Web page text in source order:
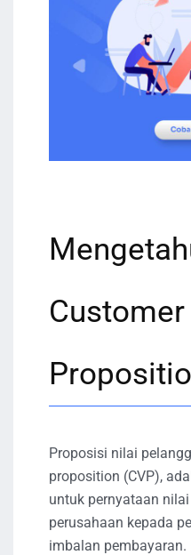
Proposisi nilai
proposition (CVP),
untuk pernyataan
perusahaan kepada
imbalan pembayaran.